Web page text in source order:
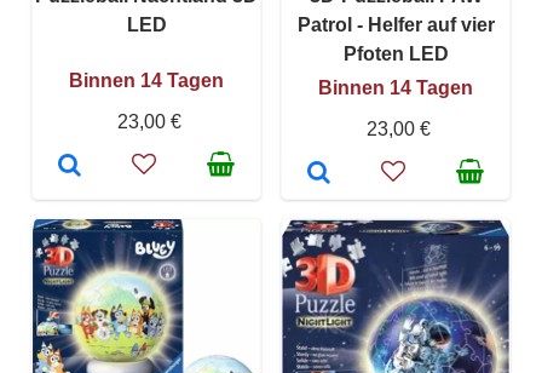
LED
Binnen 14 Tagen
23,00 €
Patrol - Helfer auf vier
Pfoten LED
Binnen 14 Tagen
23,00 €